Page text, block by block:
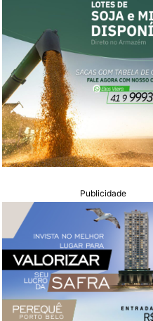
Publicidade